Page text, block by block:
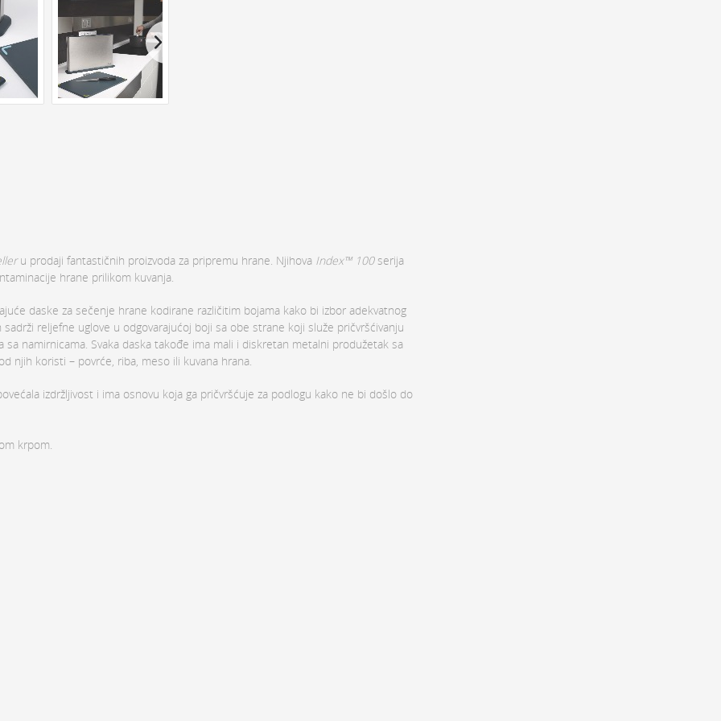
u prodaji fantastičnih proizvoda za pripremu hrane. Njihova Index™ 100serija
hrane prilikom kuvanja.
daske za sečenje hrane kodirane različitim bojama kako bi izbor adekvatnog
reljefne uglove u odgovarajućoj boji sa obe strane koji služe pričvršćivanju
namirnicama. Svaka daska takođe ima mali i diskretan metalni produžetak sa
njih koristi – povrće, riba, meso ili kuvana hrana.
izdržljivost i ima osnovu koja ga pričvršćuje za podlogu kako ne bi došlo do
krpom.